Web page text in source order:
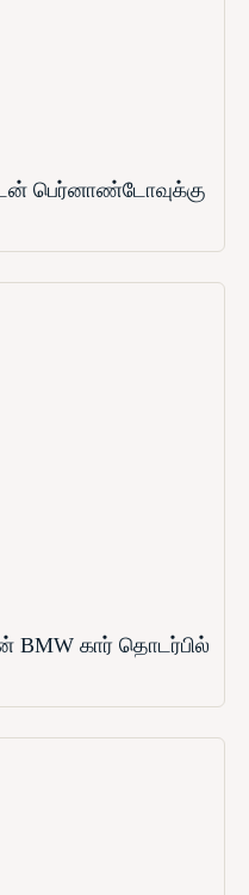
பெர்னாண்டோவுக்கு
கார் தொடர்பில்